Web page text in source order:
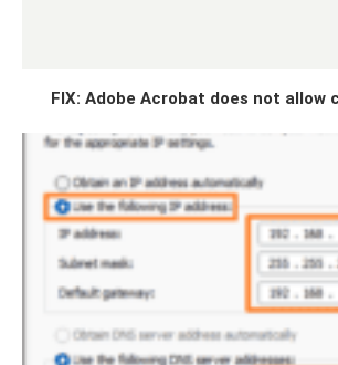
FIX: Adobe Acrobat does not allow